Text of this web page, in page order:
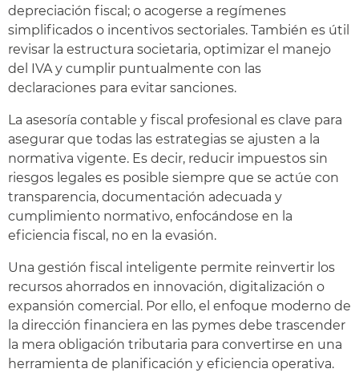
depreciación fiscal; o acogerse a regímenes
simplificados o incentivos sectoriales. También es útil
revisar la estructura societaria, optimizar el manejo
del IVA y cumplir puntualmente con las
declaraciones para evitar sanciones.
La asesoría contable y fiscal profesional es clave para
asegurar que todas las estrategias se ajusten a la
normativa vigente. Es decir, reducir impuestos sin
riesgos legales es posible siempre que se actúe con
transparencia, documentación adecuada y
cumplimiento normativo, enfocándose en la
eficiencia fiscal, no en la evasión.
Una gestión fiscal inteligente permite reinvertir los
recursos ahorrados en innovación, digitalización o
expansión comercial. Por ello, el enfoque moderno de
la dirección financiera en las pymes debe trascender
la mera obligación tributaria para convertirse en una
herramienta de planificación y eficiencia operativa.